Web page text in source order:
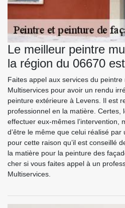
Le meilleur peintre
la région du 06670
Faites appel aux services du
Multiservices pour avoir un rendu
peinture extérieure à Levens. Il est
professionnel en la matière. Certes,
effectuer eux-mêmes l’intervention,
d’être le même que celui réalisé par
pour cette raison qu’il est conseillé
la matière pour la peinture des
cher si vous faites appel à un
Multiservices.